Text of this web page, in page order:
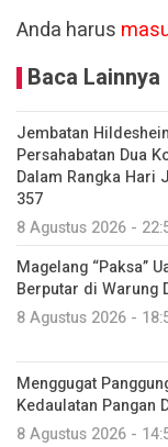
Anda harus
Baca Lainnya
Jembatan
Persahabatan Dua
Dalam Rangka Hari
357
8 Agustus 2026 -
Magelang “Paksa”
Berputar di Warung
8 Agustus 2026 -
Menggugat
Kedaulatan Pangan
8 Agustus 2026 -